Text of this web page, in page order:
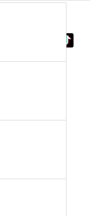
大
大
大